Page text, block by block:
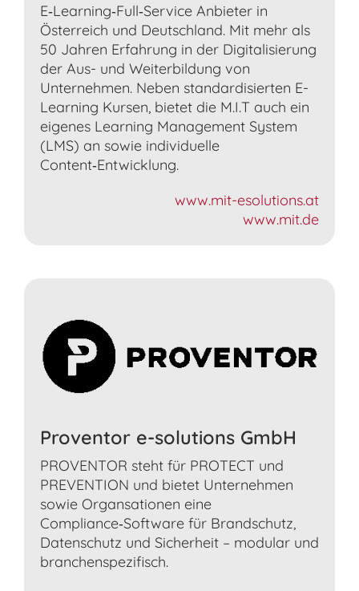
E‑Learning‑Full‑Service Anbieter in
Österreich und Deutschland. Mit mehr als
50 Jahren Erfahrung in der Digitalisierung
der Aus- und Weiterbildung von
Unternehmen. Neben standardisierten E-
Learning Kursen, bietet die M.I.T auch ein
eigenes Learning Management System
(LMS) an sowie individuelle
Content‑Entwicklung.
www.mit-esolutions.at
www.mit.de
Proventor e-solutions GmbH
PROVENTOR steht für PROTECT und
PREVENTION und bietet Unternehmen
sowie Organsationen eine
Compliance‑Software für Brandschutz,
Datenschutz und Sicherheit – modular und
branchenspezifisch.